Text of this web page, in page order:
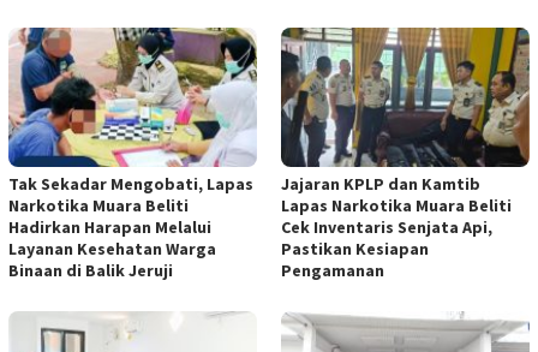
Tak Sekadar Mengobati, Lapas
Narkotika Muara Beliti
Hadirkan Harapan Melalui
Layanan Kesehatan Warga
Binaan di Balik Jeruji
Jajaran KPLP dan Kamtib
Lapas Narkotika Muara Beliti
Cek Inventaris Senjata Api,
Pastikan Kesiapan
Pengamanan